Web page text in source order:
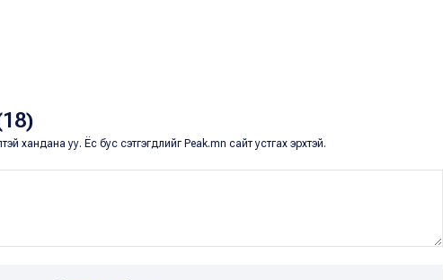
хандана уу. Ёс бус сэтгэгдлийг Peak.mn сайт устгах эрхтэй.